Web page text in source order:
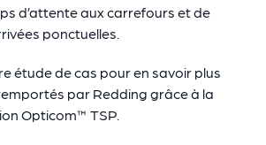
d’attente aux carrefours et de
ponctuelles.
étude de cas pour en savoir plus
par Redding grâce à la
Opticom™ TSP.